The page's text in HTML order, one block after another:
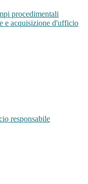
procedimentali
e acquisizione d'ufficio
responsabile